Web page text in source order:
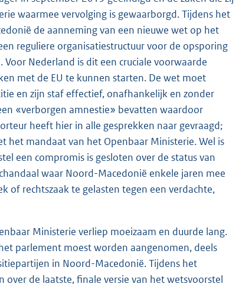
waarmee vervolging is gewaarborgd. Tijdens het
de aanneming van een nieuwe wet op het
reguliere organisatiestructuur voor de opsporing
Nederland is dit een cruciale voorwaarde
met de EU te kunnen starten. De wet moet
en zijn staf effectief, onafhankelijk en zonder
«verborgen amnestie» bevatten waardoor
heeft hier in alle gesprekken naar gevraagd;
het mandaat van het Openbaar Ministerie. Wel is
een compromis is gesloten over de status van
waar Noord-Macedonië enkele jaren mee
of rechtszaak te gelasten tegen een verdachte,
Ministerie verliep moeizaam en duurde lang.
parlement moest worden aangenomen, deels
in Noord-Macedonië. Tijdens het
de laatste, finale versie van het wetsvoorstel